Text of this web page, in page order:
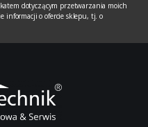
dotyczącym przetwarzania moich
informacji o ofercie sklepu, tj. o